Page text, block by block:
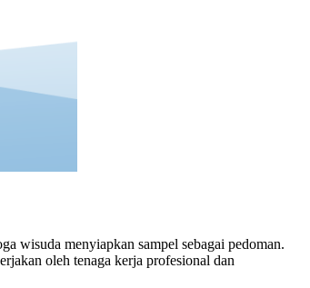
wisuda menyiapkan sampel sebagai pedoman.
oleh tenaga kerja profesional dan